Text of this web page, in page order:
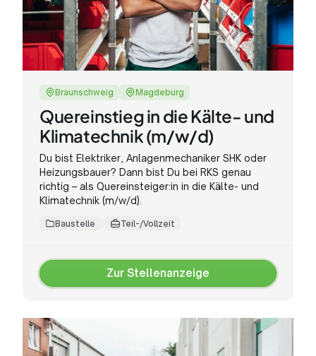
Braunschweig Magdeburg
Quereinstieg in die Kälte- und
Klimatechnik (m/w/d)
Du bist Elektriker, Anlagenmechaniker SHK oder
Heizungsbauer? Dann bist Du bei RKS genau
richtig – als Quereinsteiger:in in die Kälte- und
Klimatechnik (m/w/d).
Baustelle Teil-/Vollzeit
Zur Stellenanzeige
Zur